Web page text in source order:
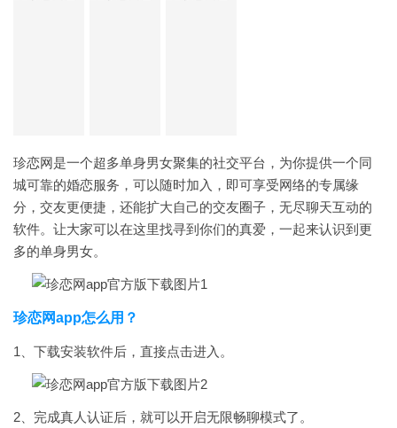
珍恋网是一个超多单身男女聚集的社交平台，为你提供一个同
城可靠的婚恋服务，可以随时加入，即可享受网络的专属缘
分，交友更便捷，还能扩大自己的交友圈子，无尽聊天互动的
软件。让大家可以在这里找寻到你们的真爱，一起来认识到更
多的单身男女。
珍恋网app怎么用？
1、下载安装软件后，直接点击进入。
2、完成真人认证后，就可以开启无限畅聊模式了。